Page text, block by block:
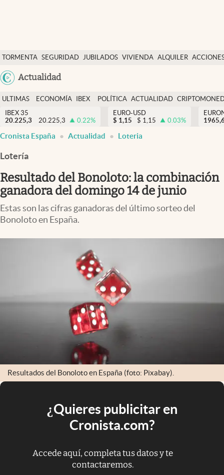
TORMENTA SEGURIDAD JUBILADOS VIVIENDA ALQUILER
USA
Actualidad
Economía y finanzas
Política
Actualidad
Criptomonedas
España
ULTIMAS
NOTICIAS
ECONOMÍA
FINANZAS
IBEX
EURO
POLÍTICA ACTUALIDAD
IBEX 35
20.225,3
20.225,3 0.22%
EURO-USD
$ 1,15 $ 1,15 0.03%
Cronista España Actualidad Loteria
Lotería
Resultado del Bonoloto: la combinación
ganadora del domingo 14 de junio
Estas son las cifras ganadoras del último sorteo del
Bonoloto en España.
Resultados del Bonoloto en España (foto: Pixabay).
¿Quieres publicitar en
Cronista.com?
Accede aquí, completa tus datos y te
contactaremos.